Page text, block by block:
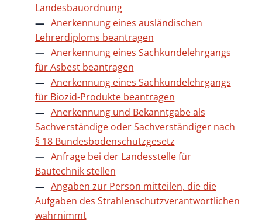
Landesbauordnung
Anerkennung eines ausländischen
Lehrerdiploms beantragen
Anerkennung eines Sachkundelehrgangs
für Asbest beantragen
Anerkennung eines Sachkundelehrgangs
für Biozid-Produkte beantragen
Anerkennung und Bekanntgabe als
Sachverständige oder Sachverständiger nach
§ 18 Bundesbodenschutzgesetz
Anfrage bei der Landesstelle für
Bautechnik stellen
Angaben zur Person mitteilen, die die
Aufgaben des Strahlenschutzverantwortlichen
wahrnimmt